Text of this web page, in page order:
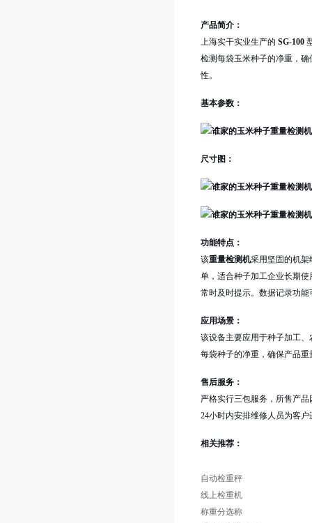
产品简介：
上海实干实业生产的 SG-100
检测每袋玉米种子的净重，
性。
基本参数：
尺寸图：
功能特点：
该重量检测机采用坚固的机架
单，适合种子加工企业长期
常时及时提示。数据记录功
应用场景：
该设备主要应用于种子加工
每袋种子的净重，确保产品
售后服务：
严格实行三包服务，所售产
24小时内安排维修人员为客
相关推荐：
自动检重秤
线上检重机
称重分选称